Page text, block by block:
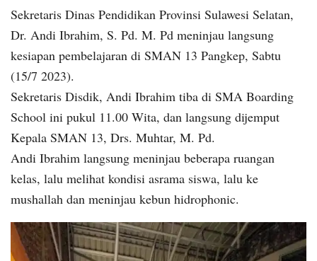
Sekretaris Dinas Pendidikan Provinsi Sulawesi Selatan,
Dr. Andi Ibrahim, S. Pd. M. Pd meninjau langsung
kesiapan pembelajaran di SMAN 13 Pangkep, Sabtu
(15/7 2023).
Sekretaris Disdik, Andi Ibrahim tiba di SMA Boarding
School ini pukul 11.00 Wita, dan langsung dijemput
Kepala SMAN 13, Drs. Muhtar, M. Pd.
Andi Ibrahim langsung meninjau beberapa ruangan
kelas, lalu melihat kondisi asrama siswa, lalu ke
mushallah dan meninjau kebun hidrophonic.